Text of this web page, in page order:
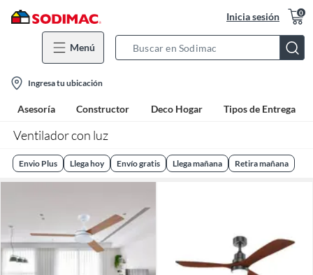
Inicia sesión 0
Menú
Bar
location-
icon
Ingresa tu ubicación
Asesoría Constructor Deco Hogar Tipos de Entrega
Ventilador con luz
Envio Plus Llega hoy Envío gratis Llega mañana Retira mañana